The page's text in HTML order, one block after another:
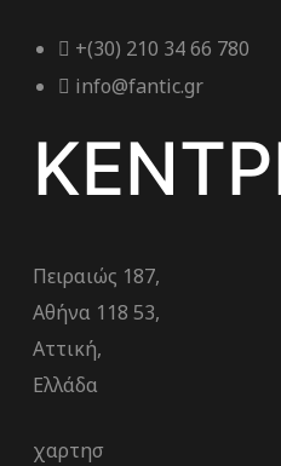
+(30) 210 34 66 780
info@fantic.gr
Πειραιώς 187,
Αθήνα 118 53,
Αττική,
Ελλάδα
χαρτησ